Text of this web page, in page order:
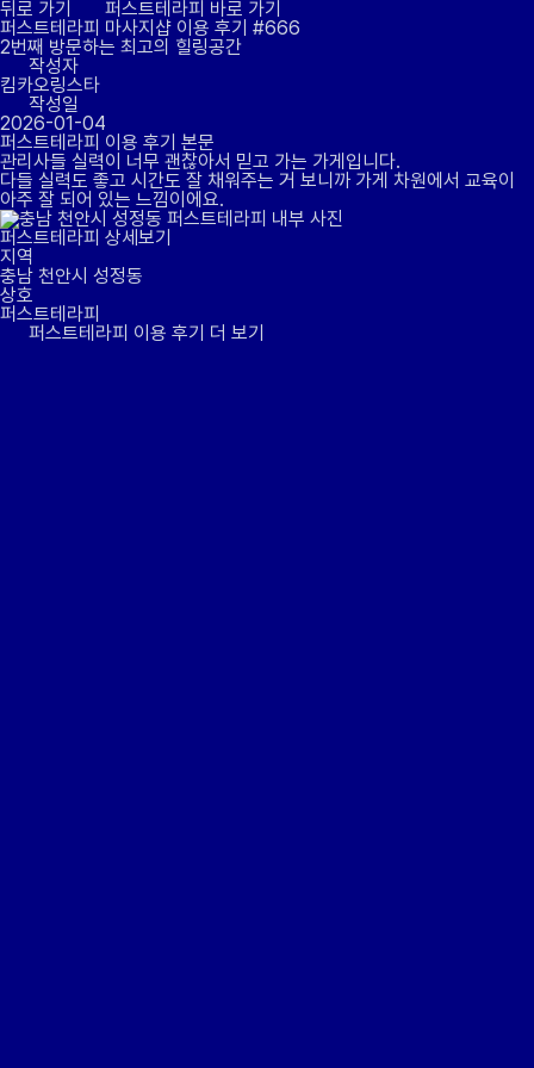
뒤로 가기
퍼스트테라피 바로 가기
퍼스트테라피 마사지샵 이용 후기 #666
2번째 방문하는 최고의 힐링공간
작성자
킴카오링스타
작성일
2026-01-04
퍼스트테라피 이용 후기 본문
관리사들 실력이 너무 괜찮아서 믿고 가는 가게입니다.
다들 실력도 좋고 시간도 잘 채워주는 거 보니까 가게 차원에서 교육이
아주 잘 되어 있는 느낌이에요.
퍼스트테라피 상세보기
지역
충남 천안시 성정동
상호
퍼스트테라피
퍼스트테라피 이용 후기 더 보기